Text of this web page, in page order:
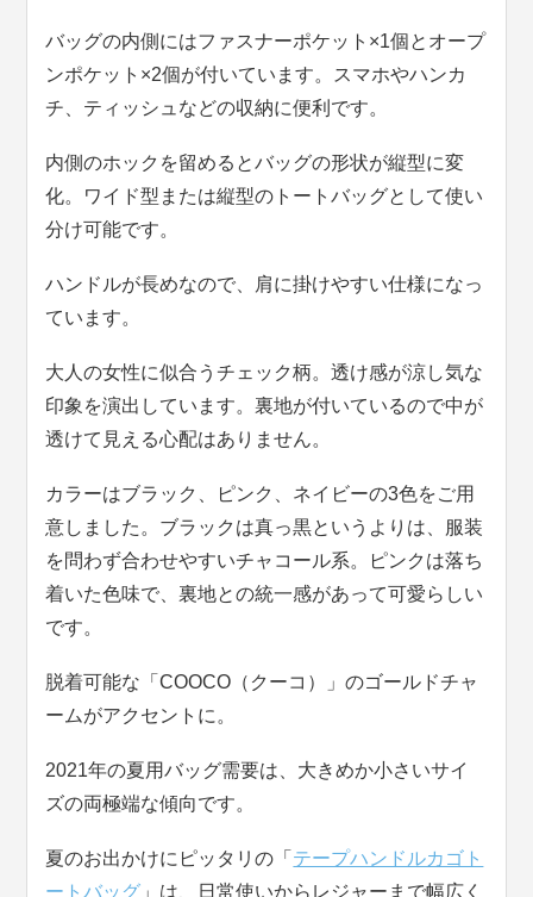
バッグの内側にはファスナーポケット×1個とオープ
ンポケット×2個が付いています。スマホやハンカ
チ、ティッシュなどの収納に便利です。
内側のホックを留めるとバッグの形状が縦型に変
化。ワイド型または縦型のトートバッグとして使い
分け可能です。
ハンドルが長めなので、肩に掛けやすい仕様になっ
ています。
大人の女性に似合うチェック柄。透け感が涼し気な
印象を演出しています。裏地が付いているので中が
透けて見える心配はありません。
カラーはブラック、ピンク、ネイビーの3色をご用
意しました。ブラックは真っ黒というよりは、服装
を問わず合わせやすいチャコール系。ピンクは落ち
着いた色味で、裏地との統一感があって可愛らしい
です。
脱着可能な「COOCO（クーコ）」のゴールドチャ
ームがアクセントに。
2021年の夏用バッグ需要は、大きめか小さいサイ
ズの両極端な傾向です。
夏のお出かけにピッタリの「 テープハンドルカゴト
ートバッグ 」は、日常使いからレジャーまで幅広く